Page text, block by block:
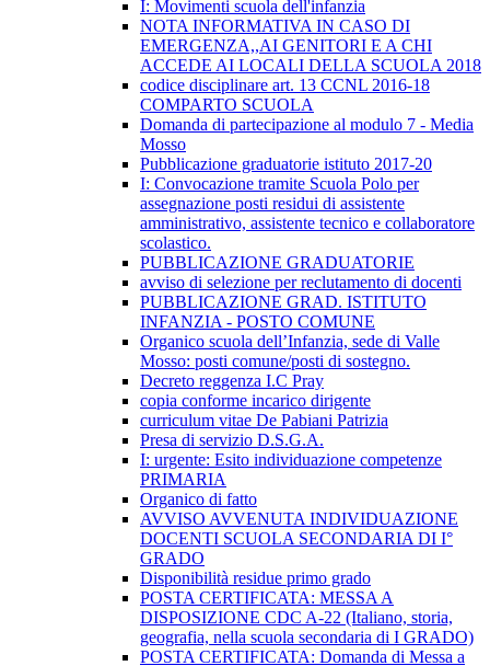
I: Movimenti scuola dell'infanzia
NOTA INFORMATIVA IN CASO DI
EMERGENZA,,AI GENITORI E A CHI
ACCEDE AI LOCALI DELLA SCUOLA 2018
codice disciplinare art. 13 CCNL 2016-18
COMPARTO SCUOLA
Domanda di partecipazione al modulo 7 - Media
Mosso
Pubblicazione graduatorie istituto 2017-20
I: Convocazione tramite Scuola Polo per
assegnazione posti residui di assistente
amministrativo, assistente tecnico e collaboratore
scolastico.
PUBBLICAZIONE GRADUATORIE
avviso di selezione per reclutamento di docenti
PUBBLICAZIONE GRAD. ISTITUTO
INFANZIA - POSTO COMUNE
Organico scuola dell’Infanzia, sede di Valle
Mosso: posti comune/posti di sostegno.
Decreto reggenza I.C Pray
copia conforme incarico dirigente
curriculum vitae De Pabiani Patrizia
Presa di servizio D.S.G.A.
I: urgente: Esito individuazione competenze
PRIMARIA
Organico di fatto
AVVISO AVVENUTA INDIVIDUAZIONE
DOCENTI SCUOLA SECONDARIA DI I°
GRADO
Disponibilità residue primo grado
POSTA CERTIFICATA: MESSA A
DISPOSIZIONE CDC A-22 (Italiano, storia,
geografia, nella scuola secondaria di I GRADO)
POSTA CERTIFICATA: Domanda di Messa a